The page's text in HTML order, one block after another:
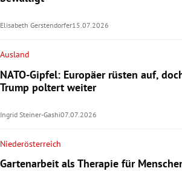
Elisabeth Gerstendorfer15.07.2026
Ausland
NATO-Gipfel: Europäer rüsten auf,
Trump poltert weiter
Ingrid Steiner-Gashi07.07.2026
Niederösterreich
Gartenarbeit als Therapie für